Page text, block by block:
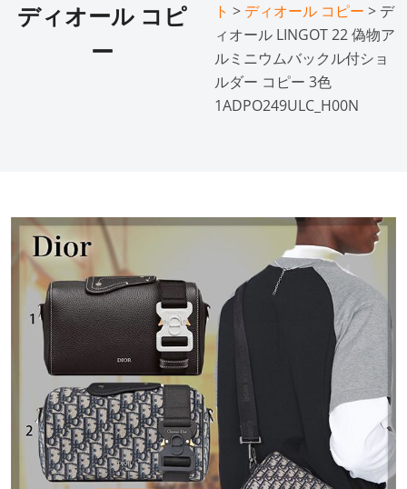
ディオール コピ
ー
ト > ディオール コピー > デ
ィオール LINGOT 22 偽物ア
ルミニウムバックル付ショ
ルダー コピー 3色
1ADPO249ULC_H00N